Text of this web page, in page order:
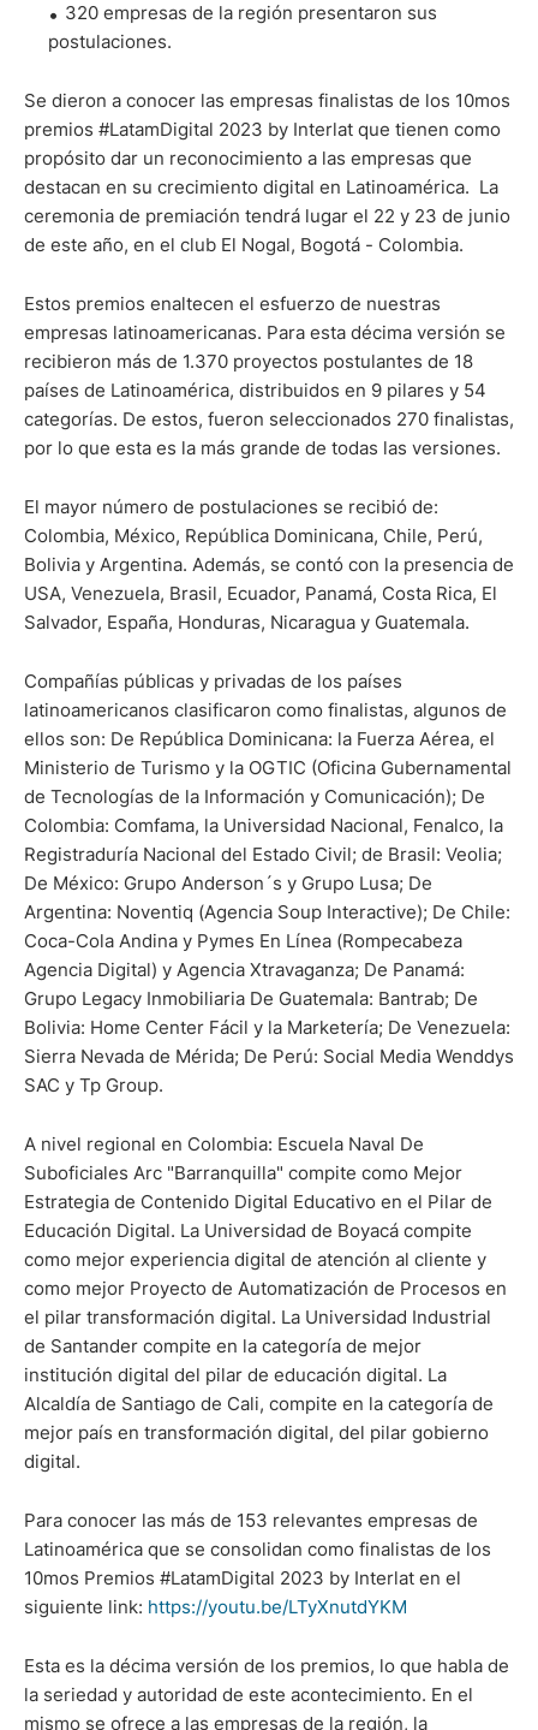
320 empresas de la región presentaron sus
postulaciones.
Se dieron a conocer las empresas finalistas de los 10mos
premios #LatamDigital 2023 by Interlat que tienen como
propósito dar un reconocimiento a las empresas que
destacan en su crecimiento digital en Latinoamérica. La
ceremonia de premiación tendrá lugar el 22 y 23 de junio
de este año, en el club El Nogal, Bogotá - Colombia.
Estos premios enaltecen el esfuerzo de nuestras
empresas latinoamericanas. Para esta décima versión se
recibieron más de 1.370 proyectos postulantes de 18
países de Latinoamérica, distribuidos en 9 pilares y 54
categorías. De estos, fueron seleccionados 270 finalistas,
por lo que esta es la más grande de todas las versiones.
El mayor número de postulaciones se recibió de:
Colombia, México, República Dominicana, Chile, Perú,
Bolivia y Argentina. Además, se contó con la presencia de
USA, Venezuela, Brasil, Ecuador, Panamá, Costa Rica, El
Salvador, España, Honduras, Nicaragua y Guatemala.
Compañías públicas y privadas de los países
latinoamericanos clasificaron como finalistas, algunos de
ellos son: De República Dominicana: la Fuerza Aérea, el
Ministerio de Turismo y la OGTIC (Oficina Gubernamental
de Tecnologías de la Información y Comunicación); De
Colombia: Comfama, la Universidad Nacional, Fenalco, la
Registraduría Nacional del Estado Civil; de Brasil: Veolia;
De México: Grupo Anderson´s y Grupo Lusa; De
Argentina: Noventiq (Agencia Soup Interactive); De Chile:
Coca-Cola Andina y Pymes En Línea (Rompecabeza
Agencia Digital) y Agencia Xtravaganza; De Panamá:
Grupo Legacy Inmobiliaria De Guatemala: Bantrab; De
Bolivia: Home Center Fácil y la Marketería; De Venezuela:
Sierra Nevada de Mérida; De Perú: Social Media Wenddys
SAC y Tp Group.
A nivel regional en Colombia: Escuela Naval De
Suboficiales Arc "Barranquilla" compite como Mejor
Estrategia de Contenido Digital Educativo en el Pilar de
Educación Digital. La Universidad de Boyacá compite
como mejor experiencia digital de atención al cliente y
como mejor Proyecto de Automatización de Procesos en
el pilar transformación digital. La Universidad Industrial
de Santander compite en la categoría de mejor
institución digital del pilar de educación digital. La
Alcaldía de Santiago de Cali, compite en la categoría de
mejor país en transformación digital, del pilar gobierno
digital.
Para conocer las más de 153 relevantes empresas de
Latinoamérica que se consolidan como finalistas de los
10mos Premios #LatamDigital 2023 by Interlat en el
siguiente link: https://youtu.be/LTyXnutdYKM
Esta es la décima versión de los premios, lo que habla de
la seriedad y autoridad de este acontecimiento. En el
mismo se ofrece a las empresas de la región, la